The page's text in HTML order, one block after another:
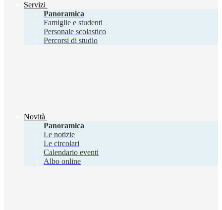
Servizi
Panoramica
Famiglie e studenti
Personale scolastico
Percorsi di studio
Novità
Panoramica
Le notizie
Le circolari
Calendario eventi
Albo online